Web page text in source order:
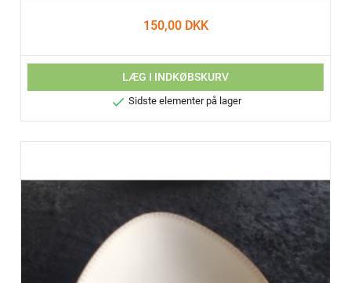
150,00 DKK
LÆG I INDKØBSKURV
 Sidste elementer på lager